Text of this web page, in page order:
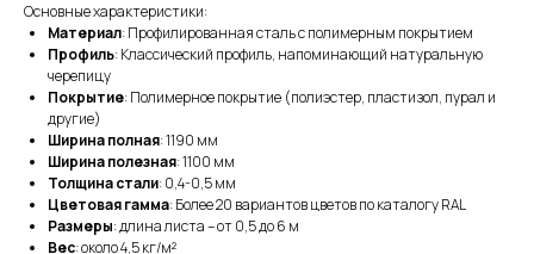
Основные характеристики:
Материал: Профилированная сталь с полимерным покрытием
Профиль: Классический профиль, напоминающий натуральную
черепицу
Покрытие: Полимерное покрытие (полиэстер, пластизол, пурал и
другие)
Ширина полная: 1190 мм
Ширина полезная: 1100 мм
Толщина стали: 0,4-0,5 мм
Цветовая гамма: Более 20 вариантов цветов по каталогу RAL
Размеры: длина листа – от 0,5 до 6 м
Вес: около 4,5 кг/м²